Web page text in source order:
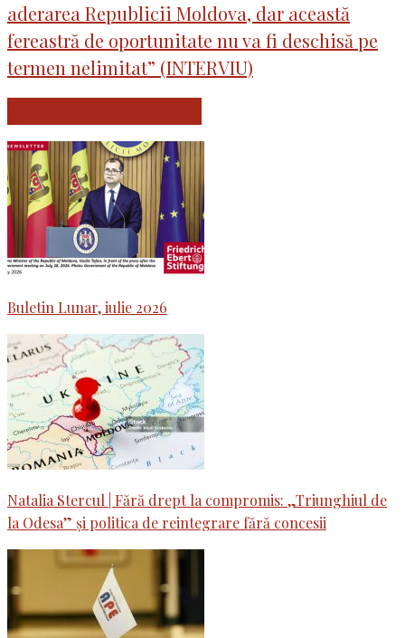
aderarea Republicii Moldova, dar această
fereastră de oportunitate nu va fi deschisă pe
termen nelimitat” (INTERVIU)
Buletin Lunar, iulie 2026
Natalia Stercul | Fără drept la compromis: „Triunghiul de
la Odesa” și politica de reintegrare fără concesii